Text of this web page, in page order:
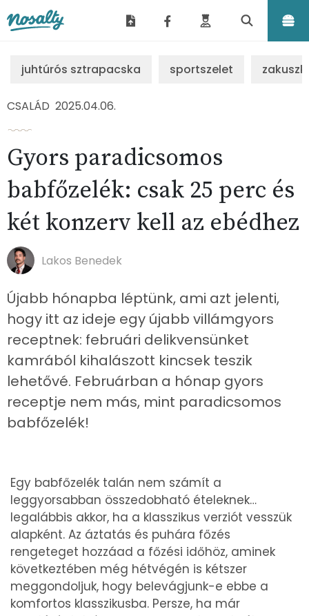
juhtúrós sztrapacska sportszelet
CSALÁD 2025.04.06.
Gyors paradicsomos
babfőzelék: csak 25 perc és
két konzerv kell az ebédhez
Lakos Benedek
Újabb hónapba léptünk, ami azt jelenti,
hogy itt az ideje egy újabb villámgyors
receptnek: februári delikvensünket
kamrából kihalászott kincsek teszik
lehetővé. Februárban a hónap gyors
receptje nem más, mint paradicsomos
babfőzelék!
Egy babfőzelék talán nem számít a
leggyorsabban összedobható ételeknek…
legalábbis akkor, ha a klasszikus verziót vesszük
alapként. Az áztatás és puhára főzés
rengeteget hozzáad a főzési időhöz, aminek
következtében még hétvégén is kétszer
meggondoljuk, hogy belevágjunk-e ebbe a
komfortos klasszikusba. Persze, ha már